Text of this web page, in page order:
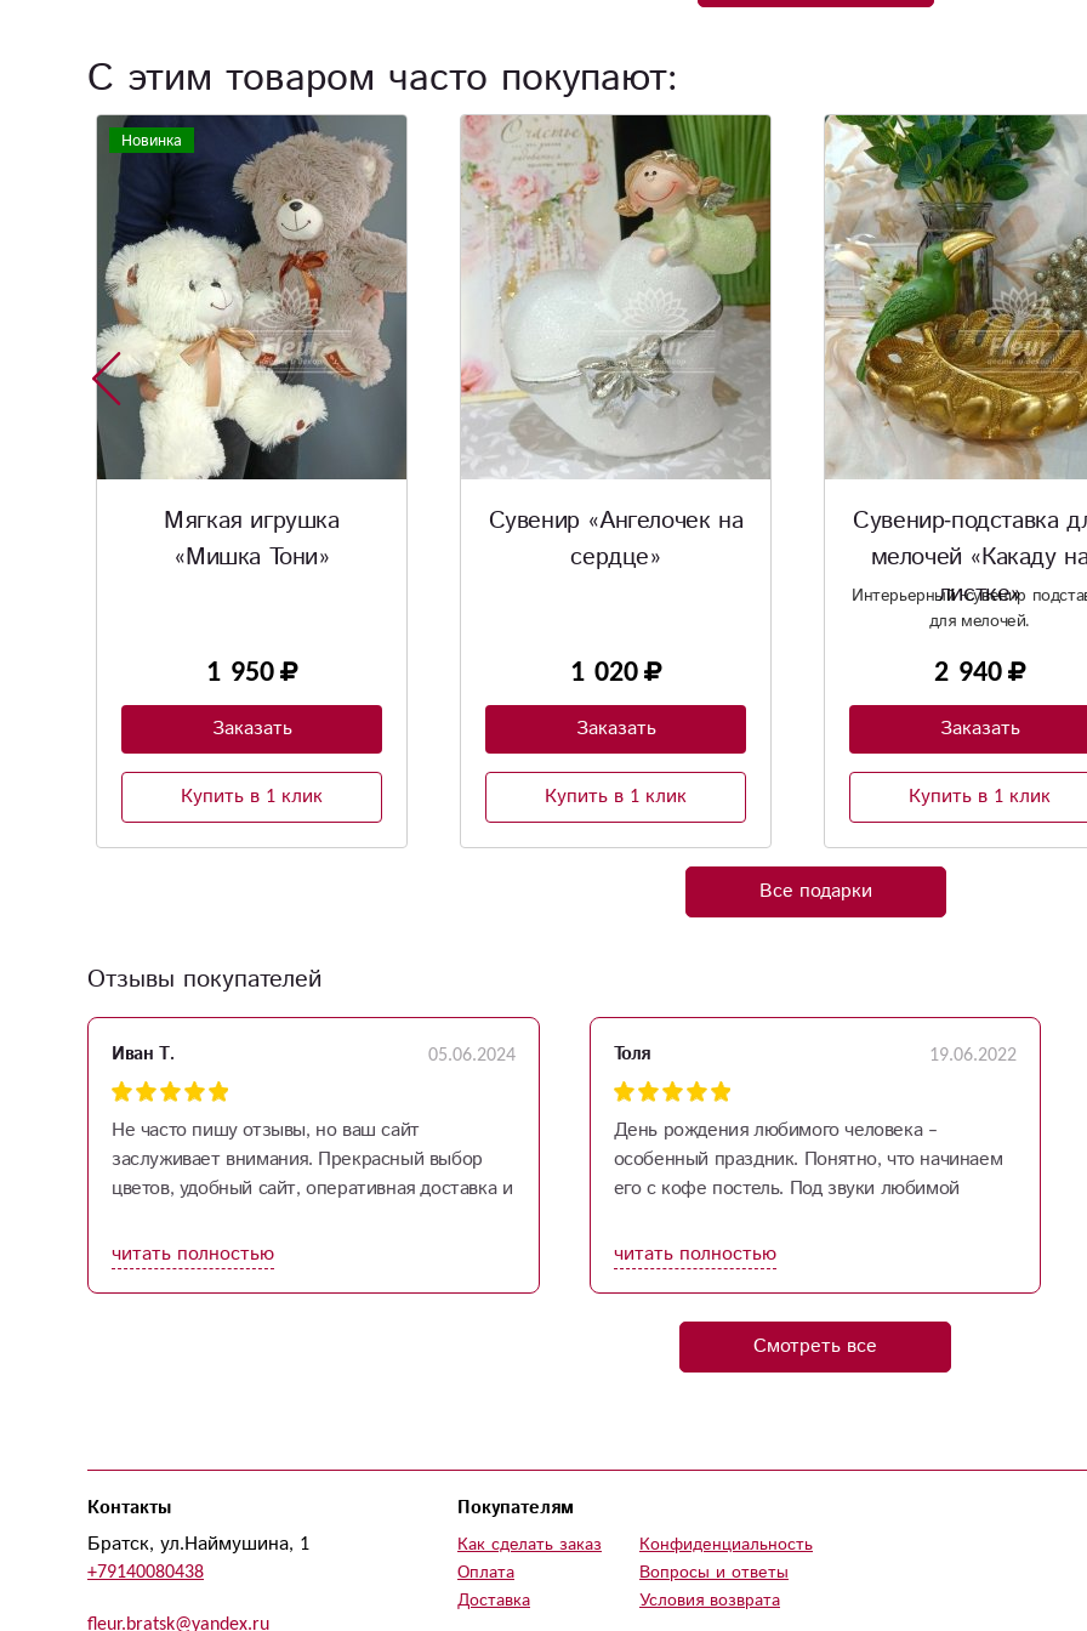
С этим товаром часто покупают:
Сувенир «Ангелочек на
сердце»
1 020
Заказать
Купить в 1 клик
Сувенир-подставка для
мелочей «Какаду на
2 940
Заказать
Купить в 1 клик
Ваза «Вондерфул»
1 900
Заказать
Купить в 1 клик
Все подарки
Отзывы покупателей
Иван Т. 05.06.2024
Не часто пишу отзывы, но ваш сайт
заслуживает внимания. Прекрасный выбор
цветов, удобный сайт, оперативная доставка и
читать полностью
Толя 19.06.2022
День рождения любимого человека –
особенный праздник. Понятно, что начинаем
его с кофе постель. Под звуки любимой
в дверь! Курьер с огромным букетом цветов.
Восторг и смех не остановить. Какие вы
читать полностью
Смотреть все
Контакты
Братск, ул.Наймушина, 1
+79140080438
fleur.bratsk@yandex.ru
Покупателям
Как сделать заказ
Оплата
Доставка
Конфиденциальность
Вопросы и ответы
Условия возврата